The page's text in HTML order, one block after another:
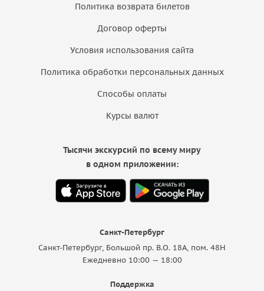
Политика возврата билетов
Договор оферты
Условия использования сайта
Политика обработки персональных данных
Способы оплаты
Курсы валют
Санкт-Петербург
Санкт-Петербург, Большой пр. В.О. 18A, пом. 48Н
Ежедневно 10:00 — 18:00
Поддержка
Тысячи экскурсий по всему миру
в одном приложении: